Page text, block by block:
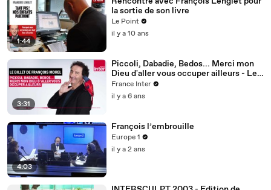
1:44
la sortie de son livre
Le Point
il y a 10 ans
3:31
Piccoli, Dabadie, Bedos... Merci mon
Dieu d'aller vous occuper ailleurs - Le
Billet de François Morel
France Inter
il y a 6 ans
4:03
François l’embrouille
Europe 1
il y a 2 ans